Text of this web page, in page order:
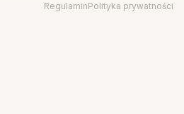
RegulaminPolityka prywatności